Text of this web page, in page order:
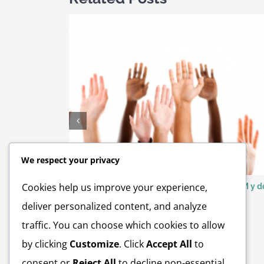
Las respectivas matrículas de la UGT en ASEM y
oposición al Proyecto de la Cámara 938
April 26th, 2017
We respect your privacy
Cookies help us improve your experience,
deliver personalized content, and analyze
traffic. You can choose which cookies to allow
by clicking Customize. ClickAccept All to